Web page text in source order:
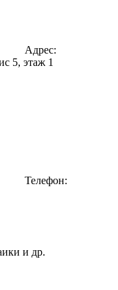
Адрес:
5, этаж 1
Телефон:
и др.